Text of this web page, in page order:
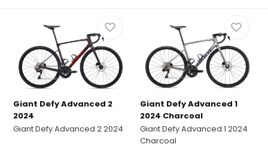
Giant Defy Advanced 2
2024
Giant Defy Advanced 2 2024
Giant Defy Advanced 1
2024 Charcoal
Giant Defy Advanced 1 2024
Charcoal